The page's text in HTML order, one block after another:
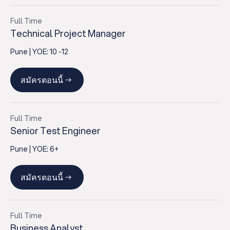
Full Time
Technical Project Manager
Pune | YOE: 10 -12
สมัครตอนนี้
Full Time
Senior Test Engineer
Pune | YOE: 6+
สมัครตอนนี้
Full Time